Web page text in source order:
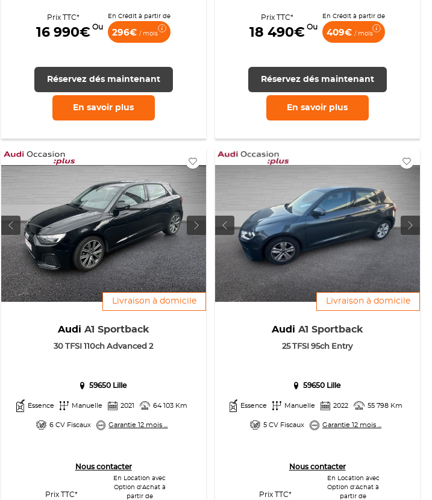
Prix TTC*
16 990€ Ou
En Crédit à partir de
296€/ mois
Réservez dés maintenant
En savoir plus
Prix TTC*
18 490€ Ou
En Crédit à partir de
409€ / mois
Réservez dés maintenant
En savoir plus
Livraison à domicile
Audi A1 Sportback
30 TFSI 110ch Advanced 2
59650 Lille
Essence Manuelle 2021 64 103 Km
6 CV Fiscaux Garantie 12 mois ...
Nous contacter
Prix TTC*
En Location avec
Option d'Achat à
partir de
Livraison à domicile
Audi A1 Sportback
25 TFSI 95ch Entry
59650 Lille
Essence Manuelle 2022 55 798 Km
5 CV Fiscaux Garantie 12 mois ...
Nous contacter
Prix TTC*
En Location avec
Option d'Achat à
partir de